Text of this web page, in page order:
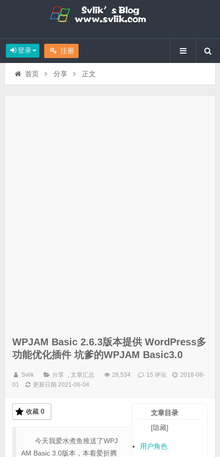
登录 注册
首页 分享 正文
WPJAM Basic 2.6.3版本提供 WordPress多
功能优化插件 坑爹的WPJAM Basic3.0
Svlik 分享 , 文章汇总 28,534 15 评论
2018-08-
01
更新日期 2021-06-04
文章目录
[隐藏]
用户角色
收藏 0
今天我爱水煮鱼推送了WPJ
AM Basic 3.0版本，本着爱折腾